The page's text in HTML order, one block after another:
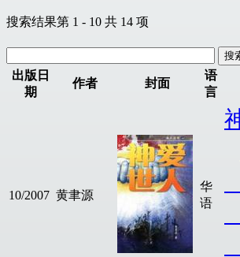
搜索结果第 1 - 10 共 14 项
出版日
期
作者 封面
语
言
10/2007 黄聿源
华
语